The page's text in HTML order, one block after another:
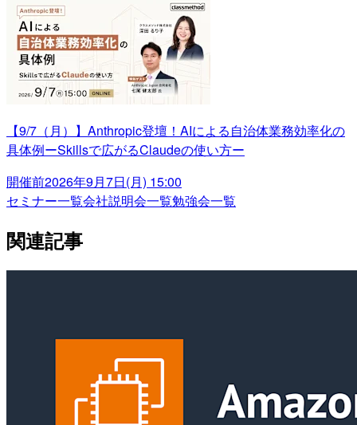
【9/7（月）】Anthropic登壇！AIによる自治体業務効率化の
具体例ーSkillsで広がるClaudeの使い方ー
開催前2026年9月7日(月) 15:00
セミナー一覧会社説明会一覧勉強会一覧
関連記事